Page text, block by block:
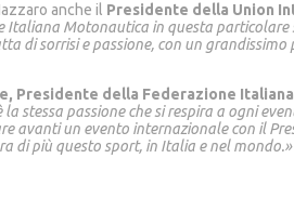
anche il Presidente della Union
Italiana Motonautica in questa
di sorrisi e passione, con un
Presidente della Federazione
la stessa passione che si respira a ogni
avanti un evento internazionale con il
di più questo sport, in Italia e nel mondo.»